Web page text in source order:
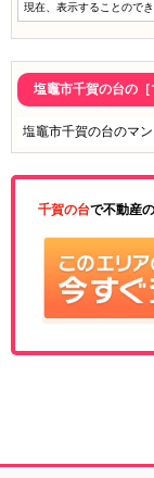
現在、表示することので
塩竈市千賀の台の［
塩竈市千賀の台のマ
千賀の台で不動産